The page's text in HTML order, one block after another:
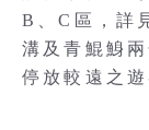
B、C區，詳
溝及青鯤鯓
停放較遠之